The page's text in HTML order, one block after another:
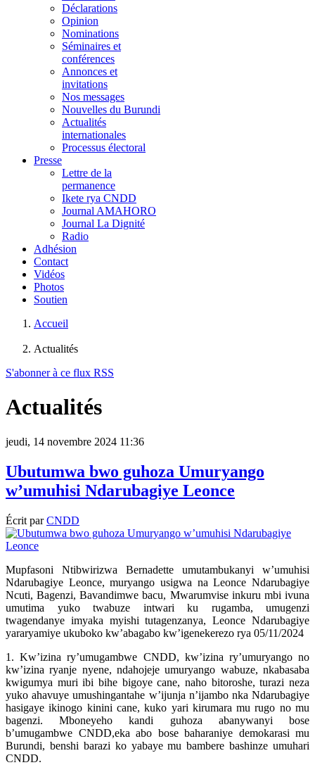
Déclarations
Opinion
Nominations
Séminaires et
conférences
Annonces et
invitations
Nos messages
Nouvelles du Burundi
Actualités
internationales
Processus électoral
Presse
Lettre de la
permanence
Ikete rya CNDD
Journal AMAHORO
Journal La Dignité
Radio
Adhésion
Contact
Vidéos
Photos
Soutien
Accueil
Actualités
S'abonner à ce flux RSS
Actualités
jeudi, 14 novembre 2024 11:36
Ubutumwa bwo guhoza Umuryango
w’umuhisi Ndarubagiye Leonce
Écrit parCNDD
Mupfasoni Ntibwirizwa Bernadette umutambukanyi w’umuhisi
Ndarubagiye Leonce, muryango usigwa na Leonce Ndarubagiye
Ncuti, Bagenzi, Bavandimwe bacu, Mwarumvise inkuru mbi ivuna
umutima yuko twabuze intwari ku rugamba, umugenzi
twagendanye imyaka myishi tutagenzanya, Leonce Ndarubagiye
yararyamiye ukuboko kw’abagabo kw’igenekerezo rya 05/11/2024
1. Kw’izina ry’umugambwe CNDD, kw’izina ry’umuryango no
kw’izina ryanje nyene, ndahojeje umuryango wabuze, nkabasaba
kwigumya muri ibi bihe bigoye cane, naho bitoroshe, turazi neza
yuko ahavuye umushingantahe w’ijunja n’ijambo nka Ndarubagiye
hasigaye ikinogo kinini cane, kuko yari kirumara mu rugo no mu
bagenzi. Mboneyeho kandi guhoza abanywanyi bose
b’umugambwe CNDD,eka abo bose baharaniye demokarasi mu
Burundi, benshi barazi ko yabaye mu bambere bashinze umuhari
CNDD.